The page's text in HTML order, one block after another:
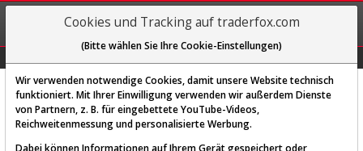
REGIS-
TRIEREN
Diese Funktion ist nur für
Cookies und Tracking auf traderfox.com
(Bitte wählen Sie Ihre Cookie-Einstellungen)
Wir verwenden notwendige Cookies, damit unsere Website technisch
funktioniert. Mit Ihrer Einwilligung verwenden wir außerdem Dienste
von Partnern, z. B. für eingebettete YouTube-Videos,
Reichweitenmessung und personalisierte Werbung.
Dabei können Informationen auf Ihrem Gerät gespeichert oder